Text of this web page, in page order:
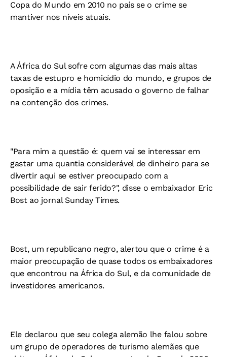
Copa do Mundo em 2010 no país se o crime se
mantiver nos níveis atuais.
A África do Sul sofre com algumas das mais altas
taxas de estupro e homicídio do mundo, e grupos de
oposição e a mídia têm acusado o governo de falhar
na contenção dos crimes.
"Para mim a questão é: quem vai se interessar em
gastar uma quantia considerável de dinheiro para se
divertir aqui se estiver preocupado com a
possibilidade de sair ferido?", disse o embaixador Eric
Bost ao jornal Sunday Times.
Bost, um republicano negro, alertou que o crime é a
maior preocupação de quase todos os embaixadores
que encontrou na África do Sul, e da comunidade de
investidores americanos.
Ele declarou que seu colega alemão lhe falou sobre
um grupo de operadores de turismo alemães que